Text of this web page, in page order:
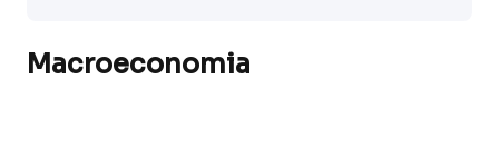
Macroeconomia